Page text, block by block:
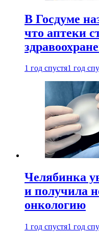
В Госдуме
что аптеки
1 год спустя1 год
Челябинка
и получила
онкологию
1 год спустя1 год